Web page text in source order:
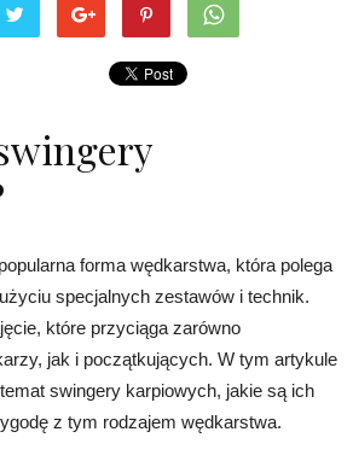
forma wędkarstwa, która polega
specjalnych zestawów i technik.
które przyciąga zarówno
jak i początkujących. W tym artykule
swingery karpiowych, jakie są ich
z tym rodzajem wędkarstwa.